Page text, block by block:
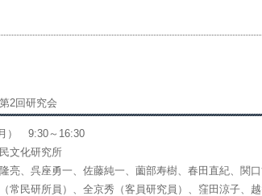
2回研究会
） 9:30～16:30
文化研究所
亮、呉座勇一、佐藤純一、薗部寿樹、春田直紀、関
常民研所員）、全京秀（客員研究員）、窪田涼子、